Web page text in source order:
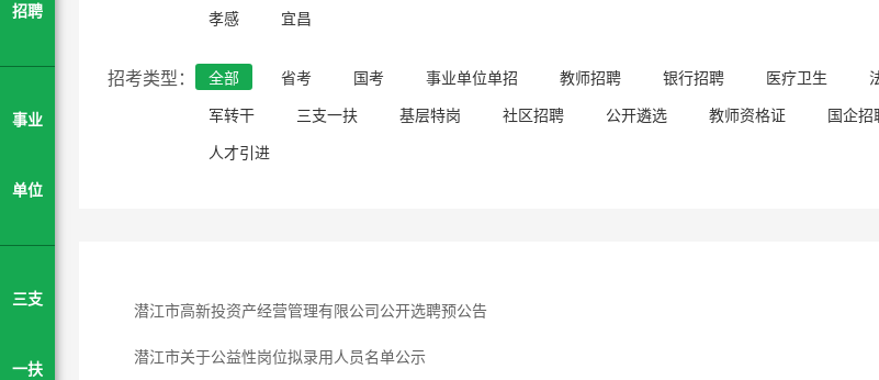
招聘
事业
单位
三支
一扶
孝感
宜昌
招考类型： 全部 省考 国考 事业单位单招 教师招聘 银行招聘 医疗卫生
军转干
三支一扶 基层特岗 社区招聘 公开遴选 教师资格证 国企招
人才引进
潜江市高新投资产经营管理有限公司公开选聘预公告
潜江市关于公益性岗位拟录用人员名单公示